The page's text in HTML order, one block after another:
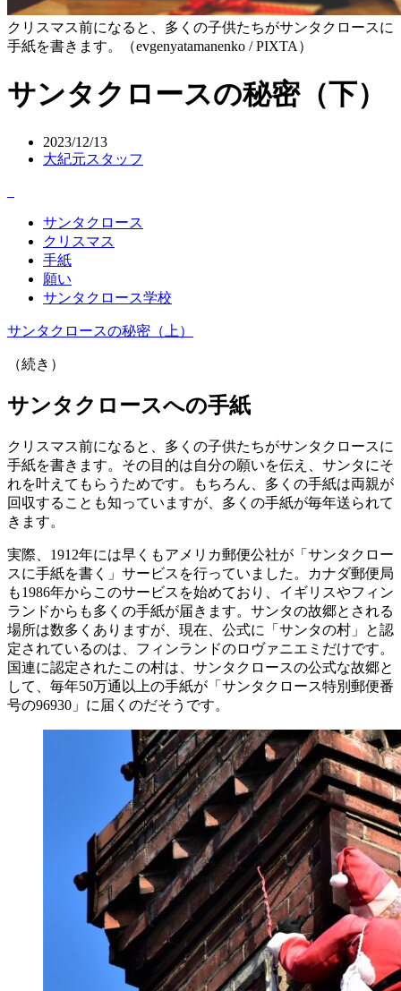
クリスマス前になると、多くの子供たちがサンタクロースに
手紙を書きます。（evgenyatamanenko / PIXTA）
サンタクロースの秘密（下）
2023/12/13
大紀元スタッフ
サンタクロース
クリスマス
手紙
願い
サンタクロース学校
サンタクロースの秘密（上）
（続き）
サンタクロースへの手紙
クリスマス前になると、多くの子供たちがサンタクロースに
手紙を書きます。その目的は自分の願いを伝え、サンタにそ
れを叶えてもらうためです。もちろん、多くの手紙は両親が
回収することも知っていますが、多くの手紙が毎年送られて
きます。
実際、1912年には早くもアメリカ郵便公社が「サンタクロー
スに手紙を書く」サービスを行っていました。カナダ郵便局
も1986年からこのサービスを始めており、イギリスやフィン
ランドからも多くの手紙が届きます。サンタの故郷とされる
場所は数多くありますが、現在、公式に「サンタの村」と認
定されているのは、フィンランドのロヴァニエミだけです。
国連に認定されたこの村は、サンタクロースの公式な故郷と
して、毎年50万通以上の手紙が「サンタクロース特別郵便番
号の96930」に届くのだそうです。